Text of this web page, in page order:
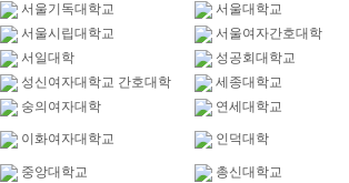
서울기독대학교
서울대학교
서울시립대학교
서울여자간호대학
서일대학
성공회대학교
성신여자대학교 간호대학
세종대학교
숭의여자대학
연세대학교
이화여자대학교 인덕대학
중앙대학교
총신대학교